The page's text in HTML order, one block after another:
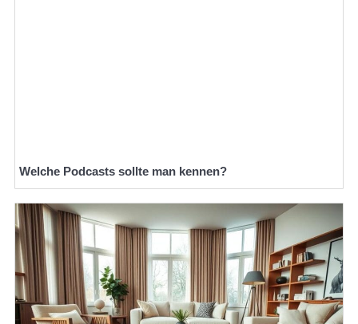
Welche Podcasts sollte man kennen?